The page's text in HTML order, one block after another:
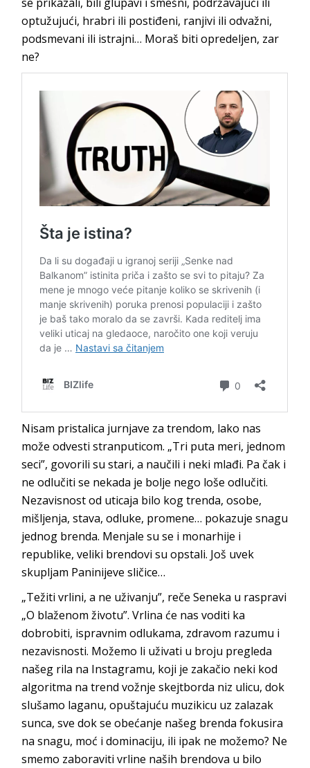
optužujući, hrabri ili postiđeni, ranjivi ili odvažni,
podsmevani ili istrajni… Moraš biti opredeljen, zar
ne?
Nisam pristalica jurnjave za trendom, lako nas
može odvesti stranputicom. „Tri puta meri, jednom
seci”, govorili su stari, a naučili i neki mlađi. Pa čak i
ne odlučiti se nekada je bolje nego loše odlučiti.
Nezavisnost od uticaja bilo kog trenda, osobe,
mišljenja, stava, odluke, promene… pokazuje snagu
jednog brenda. Menjale su se i monarhije i
republike, veliki brendovi su opstali. Još uvek
skupljam Paninijeve sličice…
„Težiti vrlini, a ne uživanju”, reče Seneka u raspravi
„O blaženom životu”. Vrlina će nas voditi ka
dobrobiti, ispravnim odlukama, zdravom razumu i
nezavisnosti. Možemo li uživati u broju pregleda
našeg rila na Instagramu, koji je zakačio neki kod
algoritma na trend vožnje skejtborda niz ulicu, dok
slušamo laganu, opuštajuću muzikicu uz zalazak
sunca, sve dok se obećanje našeg brenda fokusira
na snagu, moć i dominaciju, ili ipak ne možemo? Ne
smemo zaboraviti vrline naših brendova u bilo